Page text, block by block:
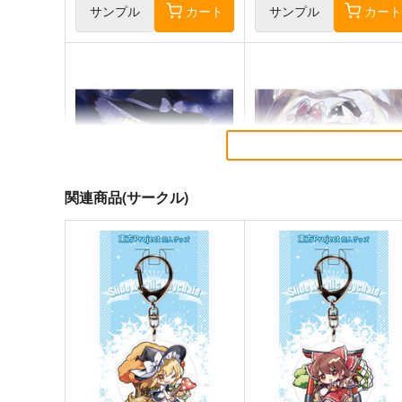
サンプル カート サンプル カート
星に寄せる想い/色は匂へど散
りぬるを
幽閉サテライト
2,750 円（税込）
東方Project
始まりの雨
幽閉サテライト
2,200円（税込）
東方Project
関連商品(サークル)